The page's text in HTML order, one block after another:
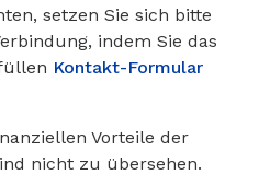
setzen Sie sich bitte
indem Sie das
Kontakt-Formular
Vorteile der
nicht zu übersehen.